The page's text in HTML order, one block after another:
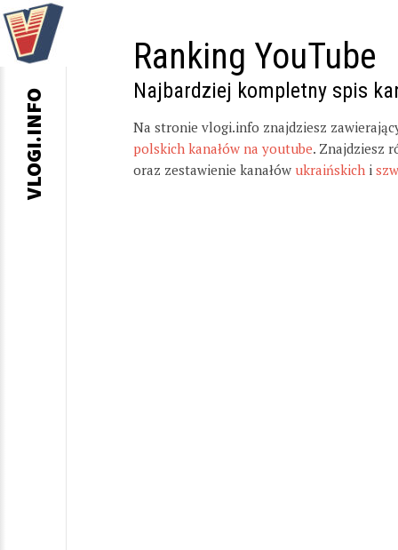
Ranking YouTube
Najbardziej kompletny spis
Na stronie vlogi.info znajdziesz
polskich kanałów na youtube. Znajdziesz
oraz zestawienie kanałów ukraińskich i
VLOGI.INFO